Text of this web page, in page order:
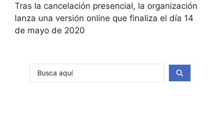
Tras la cancelación presencial, la organización
lanza una versión online que finaliza el día 14
de mayo de 2020